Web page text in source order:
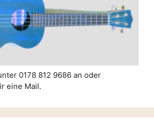
0178 812 9686 an oder
eine Mail.